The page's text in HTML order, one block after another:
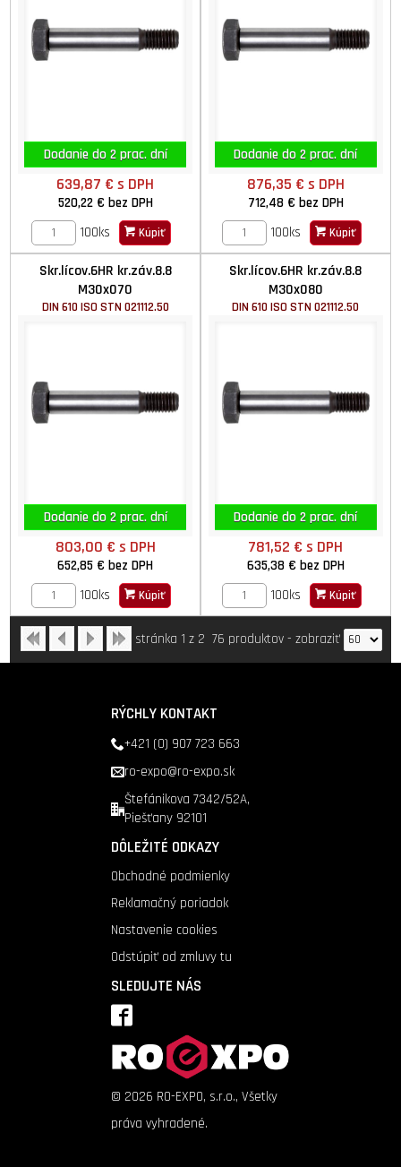
Dodanie do 2 prac. dní
639,87 €s DPH
520,22 € bez DPH
100ks
Kúpiť
Dodanie do 2 prac. dní
876,35 € s DPH
712,48 € bez DPH
100ks
Kúpiť
Skr.lícov.6HR kr.záv.8.8
M30x070
DIN 610 ISO STN 021112.50
Dodanie do 2 prac. dní
803,00 € s DPH
652,85 €bez DPH
100ks
Kúpiť
Skr.lícov.6HR kr.záv.8.8
M30x080
DIN 610 ISO STN 021112.50
Dodanie do 2 prac. dní
781,52 €s DPH
635,38 € bez DPH
100ks
Kúpiť
stránka 1 z 2 76 produktov- zobraziť
RÝCHLY KONTAKT
+421 (0) 907 723 663
ro-expo@ro-expo.sk
Štefánikova 7342/52A,
Piešťany 92101
DÔLEŽITÉ ODKAZY
Obchodné podmienky
Reklamačný poriadok
Nastavenie cookies
Odstúpiť od zmluvy tu
SLEDUJTE NÁS
© 2026 RO-EXPO, s.r.o., Všetky
práva vyhradené.